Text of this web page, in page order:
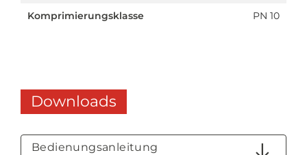
Komprimierungsklasse
PN 10
Downloads
Bedienungsanleitung